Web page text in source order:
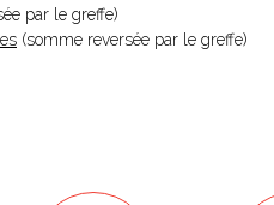
par le greffe)
(somme reversée par le greffe)